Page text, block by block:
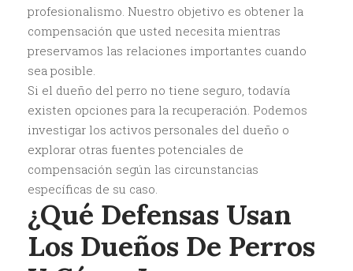
profesionalismo. Nuestro objetivo es obtener la
compensación que usted necesita mientras
preservamos las relaciones importantes cuando
sea posible.
Si el dueño del perro no tiene seguro, todavía
existen opciones para la recuperación. Podemos
investigar los activos personales del dueño o
explorar otras fuentes potenciales de
compensación según las circunstancias
específicas de su caso.
¿Qué Defensas Usan
Los Dueños De Perros